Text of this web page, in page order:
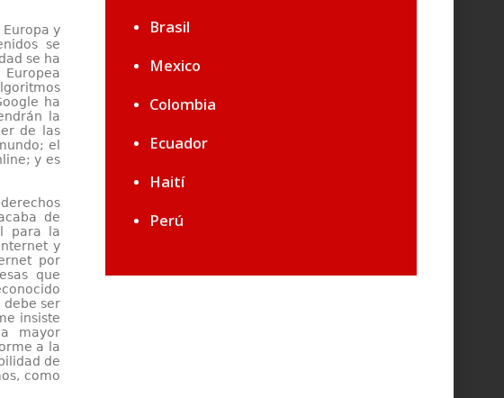
y
se
se ha
ha
la
de las
el
y es
de
para la
y
por
que
debe ser
insiste
mayor
a la
de
como
Brasil
Mexico
Colombia
Ecuador
Haití
Perú